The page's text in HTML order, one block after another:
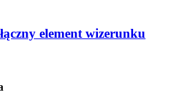
element wizerunku